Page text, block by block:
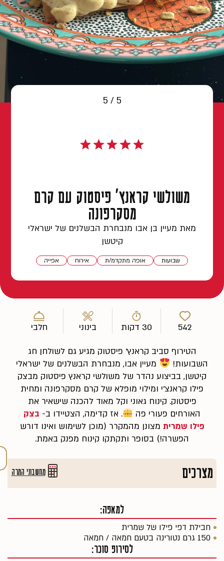
5 / 5
משולשי קראנץ' פיסטוק עם קרם
מסקרפונה
מאת מעיין בן אבו מנבחרת הבשלנים של ישראלי
קיטשן
שבועות אופה מתקדמ/ת אירוח אפייה
542 30 דקות בינוני חלבי
הטירוף סביב קראנץ' פיסטוק מגיע גם לשולחן חג
השבועות!
מעיין אבו, מנבחרת הבשלנים של ישראלי
קיטשן, בביצוע נהדר של משולשי קראנץ פיסטוק מבצק
פילו קראנצ'י ומילוי מופלא של קרם מסקרפונה ומחית
פיסטוק. קינוח גאוני וקל מאוד להכנה שישאיר את
האורחים פעורי פה
. אז קדימה, הצטיידו ב- בצק
פילו שמרית מצונן מהמקרר (מוכן לשימוש ואינו דורש
הפשרה!) בסופר ותקתקו קינוח מפנק באמת.
מצרכים מחשבוני המרה
למאפה:
חבילת דפי פילו של שמרית
150 גרם נטורינה בטעם חמאה / חמאה
לסירופ סוכר: